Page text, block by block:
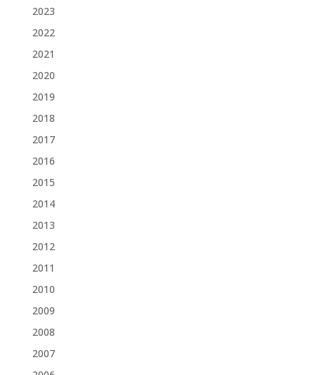
2023
2022
2021
2020
2019
2018
2017
2016
2015
2014
2013
2012
2011
2010
2009
2008
2007